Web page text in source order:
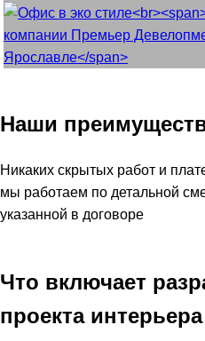
Наши
Никаких скрытых работ и
мы работаем по детальной
указанной в договоре
Что включает
проекта интерьера